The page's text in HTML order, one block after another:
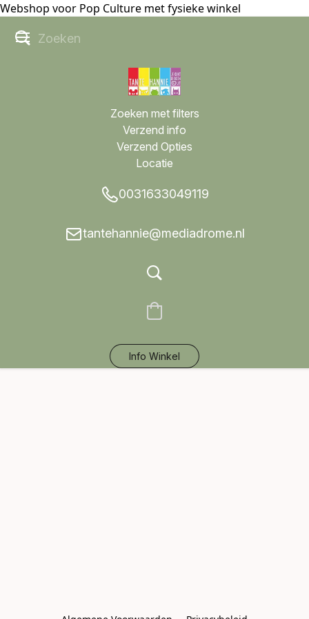
Webshop voor Pop Culture met fysieke winkel
Zoeken met filters
Verzend info
Verzend Opties
Locatie
0031633049119
tantehannie@mediadrome.nl
Info Winkel